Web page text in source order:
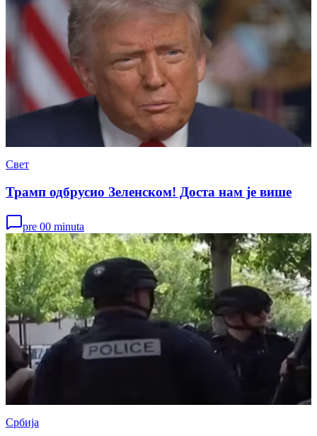
Свет
Трамп одбрусио Зеленском! Доста нам је више
pre 00 minuta
Србија